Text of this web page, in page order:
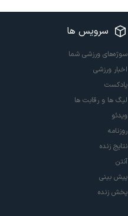
سرویس ها
سوژه‌های ورزشی شما
اخبار ورزشی
پادکست
لیگ ها و رقابت ها
ویدئو
روزنامه
نتایج زنده
آنتن
پیش بینی
پخش زنده